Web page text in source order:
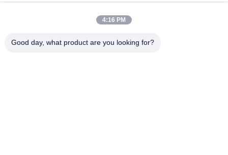
Ozাকনা, টেকসই ক্র্যাফট বাটি সহ 16oz - 50oz খাদ্য গ্রেড হোয়াইট পেপার সালাদ
4:16 PM
Good day, what product are you looking for?